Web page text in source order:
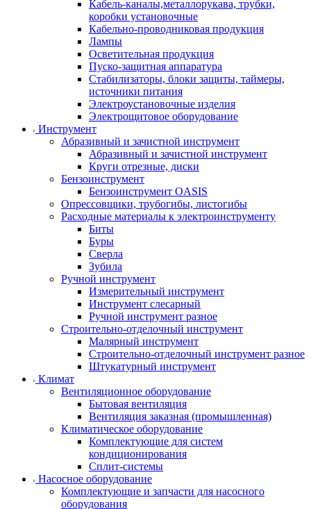
Кабель-каналы,металлорукава, трубки,
коробки установочные
Кабельно-проводниковая продукция
Лампы
Осветительная продукция
Пуско-защитная аппаратура
Стабилизаторы, блоки защиты, таймеры,
источники питания
Электроустановочные изделия
Электрощитовое оборудование
Инструмент
Абразивный и зачистной инструмент
Абразивный и зачистной инструмент
Круги отрезные, диски
Бензоинструмент
Бензоинструмент OASIS
Опрессовщики, трубогибы, листогибы
Расходные материалы к электроинструменту
Биты
Буры
Сверла
Зубила
Ручной инструмент
Измерительный инструмент
Инструмент слесарный
Ручной инструмент разное
Строительно-отделочный инструмент
Малярный инструмент
Строительно-отделочный инструмент разное
Штукатурный инструмент
Климат
Вентиляционное оборудование
Бытовая вентиляция
Вентиляция заказная (промышленная)
Климатическое оборудование
Комплектующие для систем
кондиционирования
Сплит-системы
Насосное оборудование
Комплектующие и запчасти для насосного
оборудования